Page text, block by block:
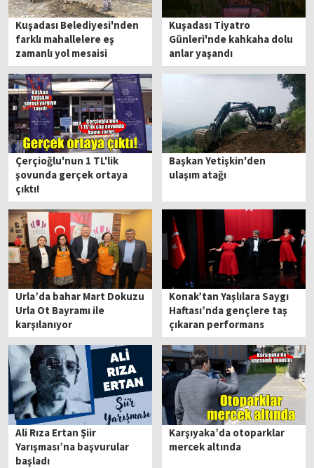
Kuşadası Belediyesi'nden
farklı mahallelere eş
zamanlı yol mesaisi
Kuşadası Tiyatro
Günleri'nde kahkaha dolu
anlar yaşandı
Çerçioğlu'nun 1 TL'lik
şovunda gerçek ortaya
çıktı!
Başkan Yetişkin'den
ulaşım atağı
Urla’da bahar Mart Dokuzu
Urla Ot Bayramı ile
karşılanıyor
Konak’tan Yaşlılara Saygı
Haftası’nda gençlere taş
çıkaran performans
Ali Rıza Ertan Şiir
Yarışması’na başvurular
başladı
Karşıyaka’da otoparklar
mercek altında